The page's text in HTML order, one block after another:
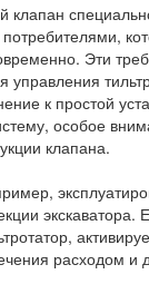
клапан
Эти
управления
к простой
особое
клапана.
экскаватора.
расходом и